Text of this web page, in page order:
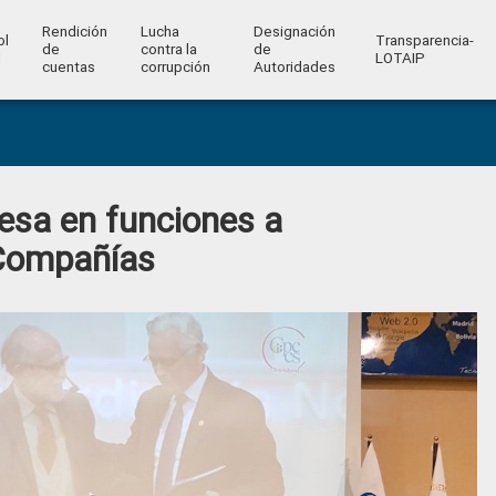
Rendición
de
cuentas
Lucha
contra la
corrupción
Designación
de
Autoridades
Transparencia-
LOTAIP
en funciones a